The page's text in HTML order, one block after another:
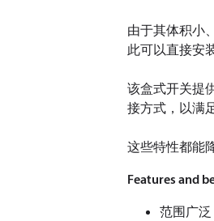
由于其体积小
此可以直接安
该盒式开关提
接方式，以满
这些特性都能
Features and
范围广泛